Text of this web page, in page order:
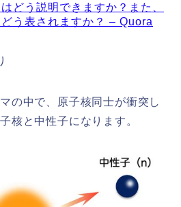
どう説明できますか？また、
う表されますか？ – Quora
の中で、原子核同士が衝突し
核と中性子になります。